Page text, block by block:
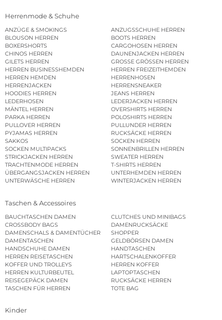
Herrenmode & Schuhe
ANZÜGE & SMOKINGS
ANZUGSSCHUHE HERREN
BLOUSON HERREN
BOOTS HERREN
BOXERSHORTS
CARGOHOSEN HERREN
CHINOS HERREN
DAUNENJACKEN HERREN
GILETS HERREN
GROSSE GRÖSSEN HERREN
HERREN BUSINESSHEMDEN
HERREN FREIZEITHEMDEN
HERREN HEMDEN
HERRENHOSEN
HERRENJACKEN
HERRENSNEAKER
HOODIES HERREN
JEANS HERREN
LEDERHOSEN
LEDERJACKEN HERREN
MÄNTEL HERREN
OVERSHIRTS HERREN
PARKA HERREN
POLOSHIRTS HERREN
PULLOVER HERREN
PULLUNDER HERREN
PYJAMAS HERREN
RUCKSÄCKE HERREN
SAKKOS
SOCKEN HERREN
SOCKEN MULTIPACKS
SONNENBRILLEN HERREN
STRICKJACKEN HERREN
SWEATER HERREN
TRACHTENMODE HERREN
T-SHIRTS HERREN
ÜBERGANGSJACKEN HERREN
UNTERHEMDEN HERREN
UNTERWÄSCHE HERREN
WINTERJACKEN HERREN
Taschen & Accessoires
BAUCHTASCHEN DAMEN
CLUTCHES UND MINIBAGS
CROSSBODY BAGS
DAMENRUCKSÄCKE
DAMENSCHALS & DAMENTÜCHER
SHOPPER
DAMENTASCHEN
GELDBÖRSEN DAMEN
HANDSCHUHE DAMEN
HANDTASCHEN
HERREN REISETASCHEN
HARTSCHALENKOFFER
KOFFER UND TROLLEYS
HERREN KOFFER
HERREN KULTURBEUTEL
LAPTOPTASCHEN
REISEGEPÄCK DAMEN
RUCKSÄCKE HERREN
TASCHEN FÜR HERREN
TOTE BAG
Kinder